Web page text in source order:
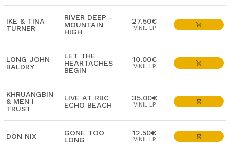
IKE & TINA
TURNER
RIVER DEEP -
MOUNTAIN
HIGH
27.50€
VINIL LP
LONG JOHN
BALDRY
LET THE
HEARTACHES
BEGIN
10.00€
VINIL LP
KHRUANGBIN
& MEN I
TRUST
LIVE AT RBC
ECHO BEACH
35.00€
VINIL LP
DON NIX
GONE TOO
LONG
12.50€
VINIL LP